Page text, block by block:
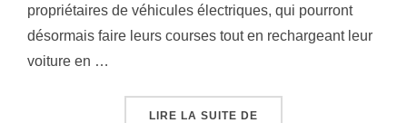
propriétaires de véhicules électriques, qui pourront
désormais faire leurs courses tout en rechargeant leur
voiture en …
LIRE LA SUITE DE